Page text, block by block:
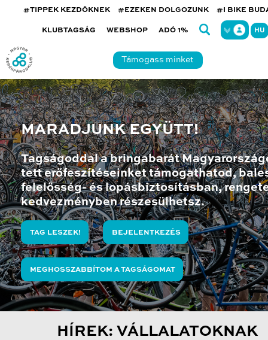
#TIPPEK KEZDŐKNEK #EZEKEN DOLGOZUNK #I BIKE
KLUBTAGSÁG WEBSHOP ADÓ 1% HU
Támogass minket
MARADJUNK EGYÜTT!
Tagságoddal a bringabarát
tett erőfeszítéseinket támogathatod,
felelősség- és lopásbiztosításban,
kedvezményben részesülhetsz.
TAG LESZEK! BEJELENTKEZÉS
MEGHOSSZABBÍTOM A TAGSÁGOMAT
HÍREK: VÁLLALATOKNAK